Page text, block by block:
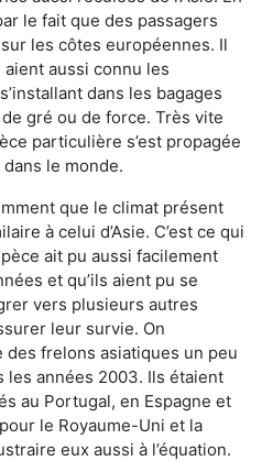
le fait que des passagers
les côtes européennes. Il
aussi connu les
dans les bagages
gré ou de force. Très vite
particulière s’est propagée
le monde.
que le climat présent
à celui d’Asie. C’est ce qui
ait pu aussi facilement
et qu’ils aient pu se
vers plusieurs autres
leur survie. On
frelons asiatiques un peu
les années 2003. Ils étaient
au Portugal, en Espagne et
le Royaume-Uni et la
eux aussi à l’équation.